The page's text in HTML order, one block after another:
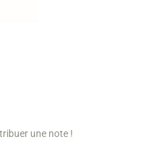
une note !